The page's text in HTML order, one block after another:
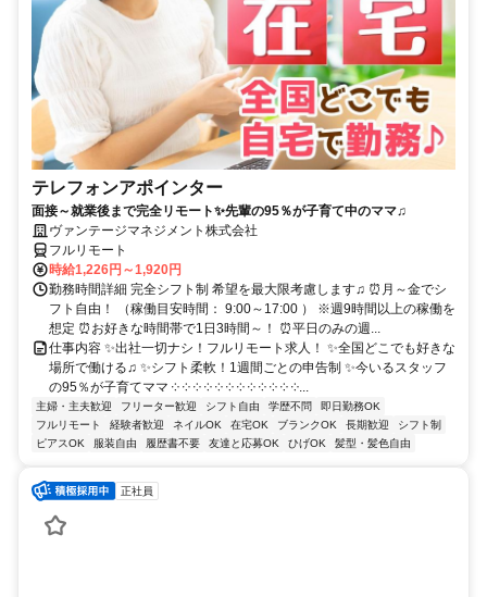
テレフォンアポインター
面接～就業後まで完全リモート✨先輩の95％が子育て中のママ♫
ヴァンテージマネジメント株式会社
フルリモート
時給1,226円～1,920円
勤務時間詳細 完全シフト制 希望を最大限考慮します♫ ⏰月～金でシ
フト自由！ （稼働目安時間： 9:00～17:00 ） ※週9時間以上の稼働を
想定 ⏰お好きな時間帯で1日3時間～！ ⏰平日のみの週...
仕事内容 ✨出社一切ナシ！フルリモート求人！ ✨全国どこでも好きな
場所で働ける♫ ✨シフト柔軟！1週間ごとの申告制 ✨今いるスタッフ
の95％が子育てママ ༶ ༶ ༶ ༶ ༶ ༶ ༶ ༶ ༶ ༶ ༶ ༶...
主婦・主夫歓迎 フリーター歓迎 シフト自由 学歴不問
即日勤務OK
フルリモート
経験者歓迎 ネイルOK 在宅OK ブランクOK 長期歓迎
シフト制
ピアスOK
服装自由 履歴書不要 友達と応募OK ひげOK 髪型・髪色自由
正社員